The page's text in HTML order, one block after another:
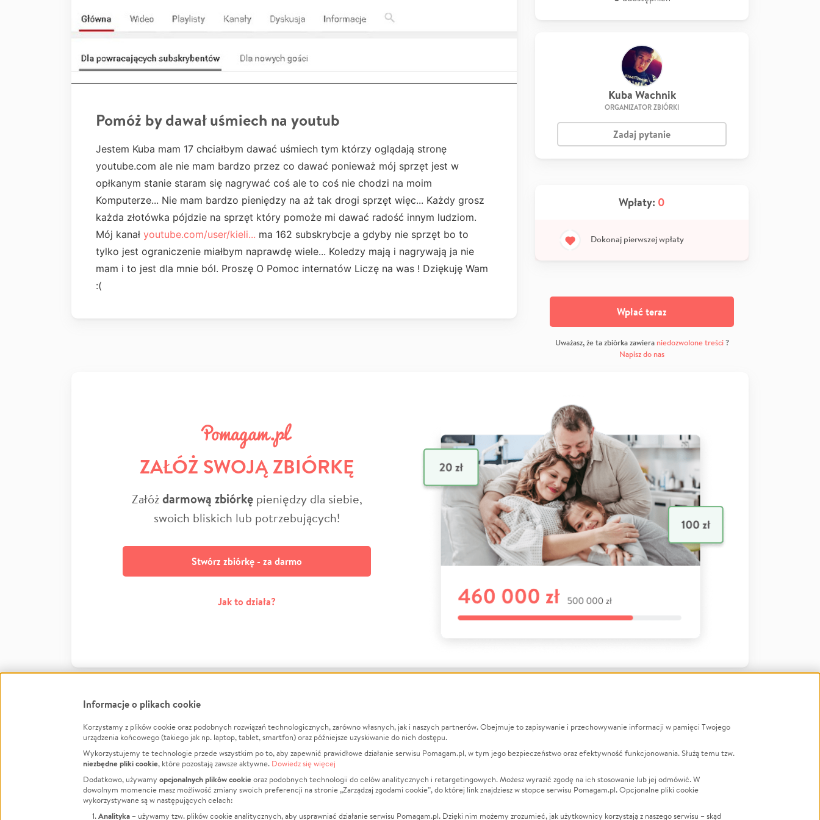
Pomóż by dawał uśmiech na youtub
Jestem Kuba mam 17 chciałbym dawać uśmiech tym którzy oglądają stronę
youtube.com ale nie mam bardzo przez co dawać ponieważ mój sprzęt jest w
opłkanym stanie staram się nagrywać coś ale to coś nie chodzi na moim
Komputerze... Nie mam bardzo pieniędzy na aż tak drogi sprzęt więc... Każdy grosz
każda złotówka pójdzie na sprzęt który pomoże mi dawać radość innym ludziom.
Mój kanał youtube.com/user/kieli... ma 162 subskrybcje a gdyby nie sprzęt bo to
tylko jest ograniczenie miałbym naprawdę wiele... Koledzy mają i nagrywają ja nie
mam i to jest dla mnie ból. Proszę O Pomoc internatów Liczę na was ! Dziękuję Wam
:(
Kuba Wachnik
ORGANIZATOR ZBIÓRKI
Zadaj pytanie
Wpłaty: 0
Dokonaj pierwszej wpłaty
Wpłać teraz
Uważasz, że ta zbiórka zawiera niedozwolone treści?
Napisz do nas
ZAŁÓŻ SWOJĄ ZBIÓRKĘ
Załóżdarmową zbiórkępieniędzy dla siebie,
swoich bliskich lub potrzebujących!
Stwórz zbiórkę - za darmo
Jak to działa?
FacebookTwitter Instagram
LinkedInTikTok Youtube
Informacje
Jak to działa?
Regulamin
Polityka Prywatności
O nas
Opinie
Raporty
Za darmo
Zbieraj na
Leczenie
Zwierzęta
Pożar
LGBTQ+
Powódź
Wichura
Informacje o plikach cookie
Korzystamy z plików cookie oraz podobnych rozwiązań technologicznych, zarówno własnych, jak i naszych partnerów. Obejmuje to zapisywanie i przechowywanie informacji w pamięci Twojego
urządzenia końcowego (takiego jak np. laptop, tablet, smartfon) oraz późniejsze uzyskiwanie do nich dostępu.
Wykorzystujemy te technologie przede wszystkim po to, aby zapewnić prawidłowe działanie serwisu Pomagam.pl, w tym jego bezpieczeństwo oraz efektywność funkcjonowania. Służą temu tzw.
niezbędne pliki cookie, które pozostają zawsze aktywne. Dowiedz się więcej
Dodatkowo, używamy opcjonalnych plików cookieoraz podobnych technologii do celów analitycznych i retargetingowych. Możesz wyrazić zgodę na ich stosowanie lub jej odmówić. W
dowolnym momencie masz możliwość zmiany swoich preferencji na stronie „Zarządzaj zgodami cookie”, do której link znajdziesz w stopce serwisu Pomagam.pl. Opcjonalne pliki cookie
wykorzystywane są w następujących celach:
Analityka – używamy tzw. plików cookie analitycznych, aby usprawniać działanie serwisu Pomagam.pl. Dzięki nim możemy zrozumieć, jak użytkownicy korzystają z naszego serwisu – skąd